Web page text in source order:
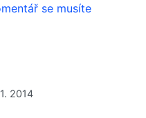
se musíte
2014